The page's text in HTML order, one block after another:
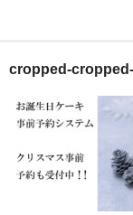
ホーム
お誕生日ケーキの
ショートケー
cropped-